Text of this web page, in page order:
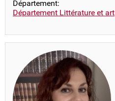
Département:
Département Littérature et art